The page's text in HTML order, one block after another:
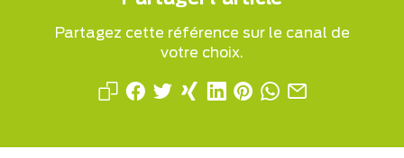
Partagez cette référence sur le canal de
votre choix.